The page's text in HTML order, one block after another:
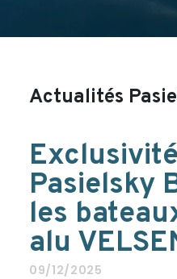
Actualités
Pasielsky
les
alu
09/12/2025